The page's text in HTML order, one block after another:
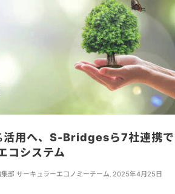
用へ、S-Bridgesら7社連携
コシステム
部 サーキュラーエコノミーチーム 2025年4月25日